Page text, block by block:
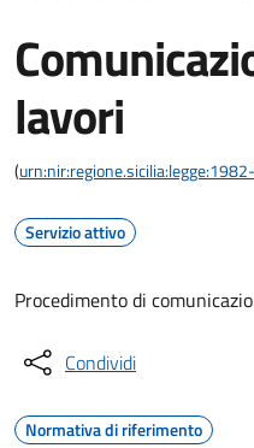
lavori
(
Servizio attivo
Procedimento di
Condividi
Normativa di riferimento